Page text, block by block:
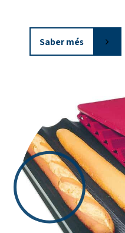
Saber més